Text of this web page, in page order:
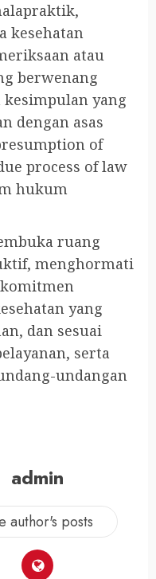
kesehatan
atau
berwenang
yang
dengan asas
of
process of law
hukum
ruang
menghormati
yang
dan sesuai
serta
undangan
admin
author's posts